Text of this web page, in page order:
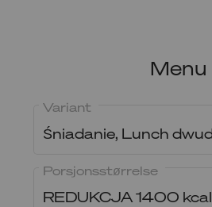
Menu
Variant
REDUKCJA 1400 kcal
Porsjonsstørrelse